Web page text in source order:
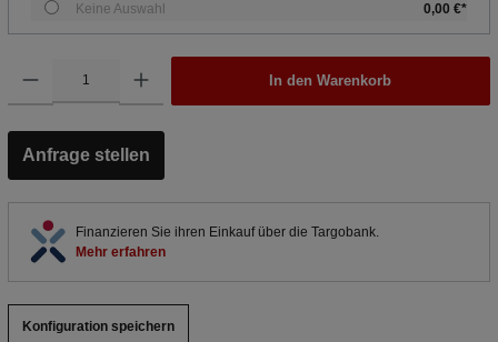
Keine Auswahl
0,00 €*
In den Warenkorb
Anfrage stellen
Finanzieren Sie ihren Einkauf über die Targobank.
Mehr erfahren
Konfiguration speichern